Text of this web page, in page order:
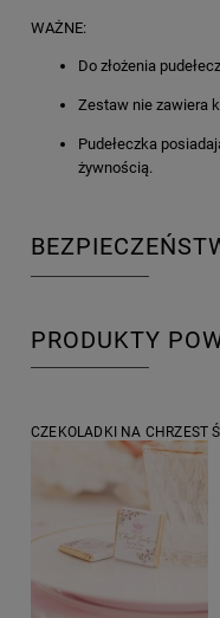
WAŻNE:
Do złożenia
Zestaw nie zawiera
Pudełeczka
żywnością.
PRODUKTY
CZEKOLADKI NA CHRZEST